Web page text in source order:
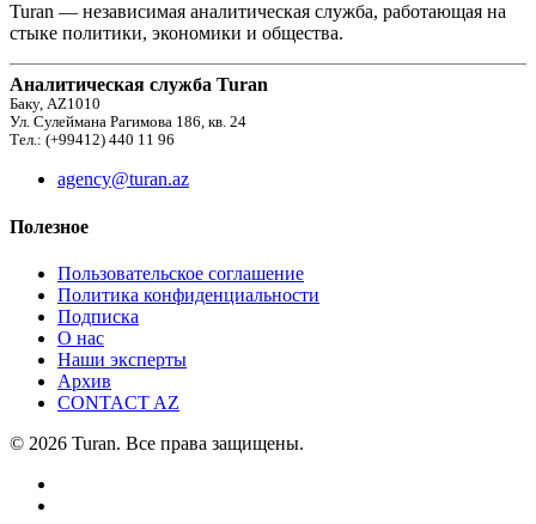
Turan — независимая аналитическая служба, работающая на
стыке политики, экономики и общества.
Аналитическая служба Turan
Баку, AZ1010
Ул. Сулеймана Рагимова 186, кв. 24
Тел.: (+99412) 440 11 96
agency@turan.az
Полезное
Пользовательское соглашение
Политика конфиденциальности
Подписка
О нас
Наши эксперты
Архив
CONTACT AZ
© 2026 Turan. Все права защищены.